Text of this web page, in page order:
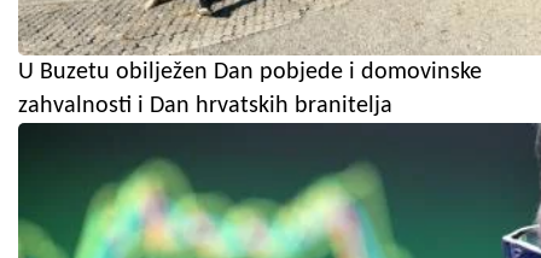
U Buzetu obilježen Dan pobjede i domovinske
zahvalnosti i Dan hrvatskih branitelja